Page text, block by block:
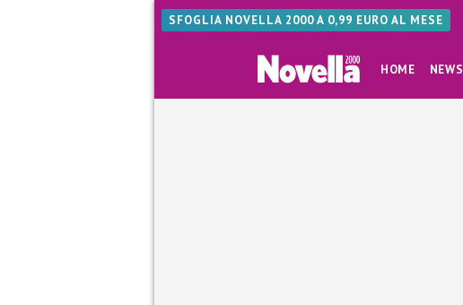
SFOGLIA NOVELLA 2000 A 0,99 EURO AL MESE
HOME NEWS